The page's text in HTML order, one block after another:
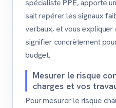
spécialiste PPE, apporte
sait repérer les signaux
verbaux, et vous expliquer
signifier concrètement
budget.
Mesurer le risque
charges et vos
Pour mesurer le risque